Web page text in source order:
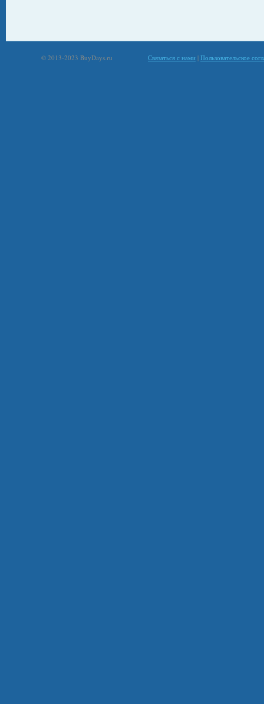
© 2013-2023 BuyDays.ru Связаться с нами | Пользовательское